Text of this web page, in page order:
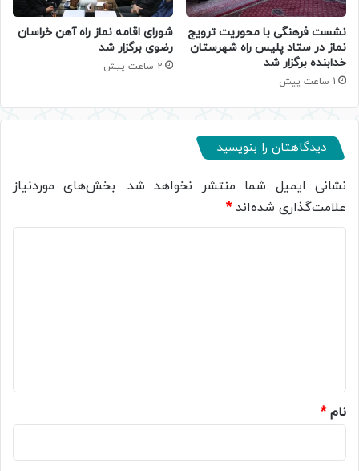
نشست فرهنگی با محوریت ترویج
نماز در ستاد پلیس راه شهرستان
خدابنده برگزار شد
1 ساعت پیش
شورای اقامه نماز راه آهن خراسان
رضوی برگزار شد
2 ساعت پیش
دیدگاهتان را بنویسید
نشانی ایمیل شما منتشر نخواهد شد. بخش‌های موردنیاز
علامت‌گذاری شده‌اند*
نام*